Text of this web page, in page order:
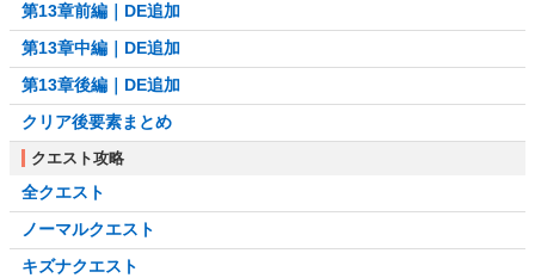
第13章前編｜DE追加
第13章中編｜DE追加
第13章後編｜DE追加
クリア後要素まとめ
クエスト攻略
全クエスト
ノーマルクエスト
キズナクエスト